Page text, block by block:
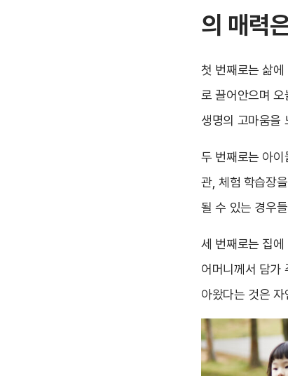
의 매력
첫 번째로는 삶
로 끌어안으며
생명의 고마움을
두 번째로는 아
관, 체험 학습장
될 수 있는 경우
세 번째로는 집
어머니께서 담가
아왔다는 것은